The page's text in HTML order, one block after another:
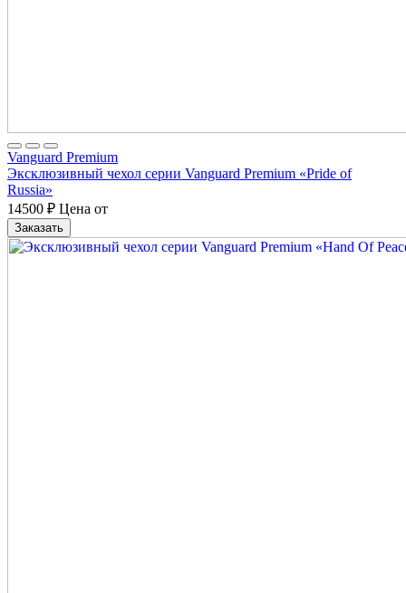
Vanguard Premium
Эксклюзивный чехол серии Vanguard Premium «Pride of
Russia»
14500 ₽ Цена от
Заказать